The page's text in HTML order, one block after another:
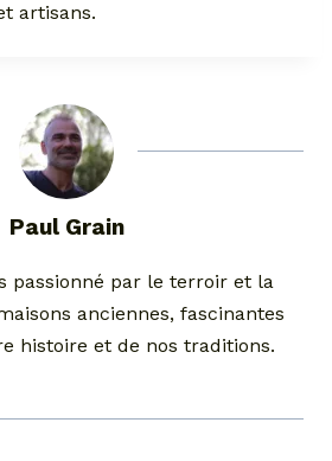
artisans.
Paul Grain
passionné par le terroir et la
anciennes, fascinantes
histoire et de nos traditions.